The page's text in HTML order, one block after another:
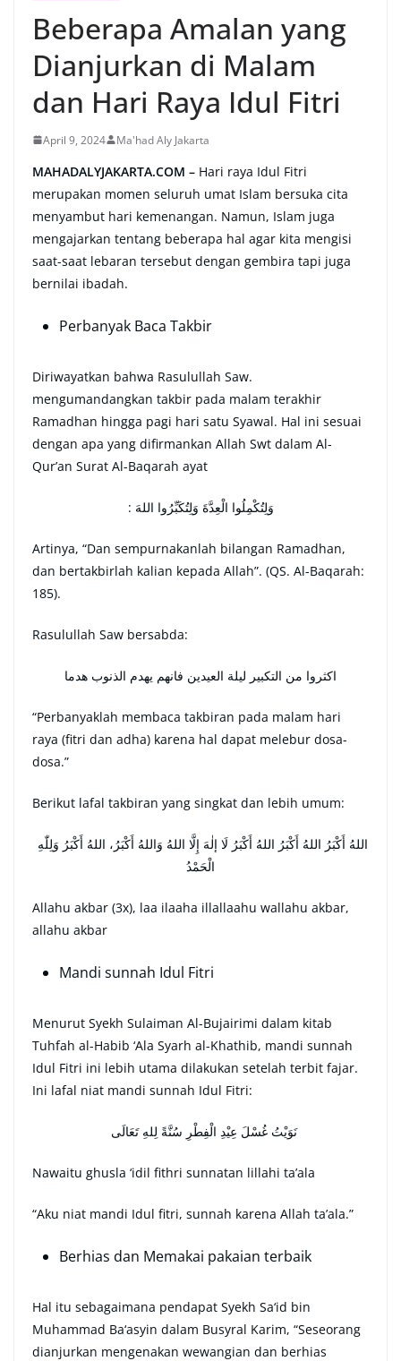
Beberapa Amalan yang
Dianjurkan di Malam
dan Hari Raya Idul Fitri
April 9, 2024 Ma'had Aly Jakarta
MAHADALYJAKARTA.COM – Hari raya Idul Fitri
merupakan momen seluruh umat Islam bersuka cita
menyambut hari kemenangan. Namun, Islam juga
mengajarkan tentang beberapa hal agar kita mengisi
saat-saat lebaran tersebut dengan gembira tapi juga
bernilai ibadah.
Perbanyak Baca Takbir
Diriwayatkan bahwa Rasulullah Saw.
mengumandangkan takbir pada malam terakhir
Ramadhan hingga pagi hari satu Syawal. Hal ini sesuai
dengan apa yang difirmankan Allah Swt dalam Al-
Qur’an Surat Al-Baqarah ayat
: وَلِتُكْمِلُوا الْعِدَّةَ وَلِتُكَبِّرُوا اللهَ
Artinya, “Dan sempurnakanlah bilangan Ramadhan,
dan bertakbirlah kalian kepada Allah”. (QS. Al-Baqarah:
185).
Rasulullah Saw bersabda:
اكثروا من التكبير ليلة العيدين فانهم يهدم الذنوب هدما
“Perbanyaklah membaca takbiran pada malam hari
raya (fitri dan adha) karena hal dapat melebur dosa-
dosa.”
Berikut lafal takbiran yang singkat dan lebih umum:
الْحَمْدُ
Allahu akbar (3x), laa ilaaha illallaahu wallahu akbar,
allahu akbar
Mandi sunnah Idul Fitri
Menurut Syekh Sulaiman Al-Bujairimi dalam kitab
Tuhfah al-Habib ‘Ala Syarh al-Khathib, mandi sunnah
Idul Fitri ini lebih utama dilakukan setelah terbit fajar.
Ini lafal niat mandi sunnah Idul Fitri:
نَوَيْتُ غُسْلَ عِيْدِ الْفِطْرِ سُنَّةً لِلهِ تَعَالَى
Nawaitu ghusla ‘idil fithri sunnatan lillahi ta’ala
“Aku niat mandi Idul fitri, sunnah karena Allah ta’ala.”
Berhias dan Memakai pakaian terbaik
Hal itu sebagaimana pendapat Syekh Sa‘id bin
Muhammad Ba‘asyin dalam Busyral Karim, “Seseorang
dianjurkan mengenakan wewangian dan berhias